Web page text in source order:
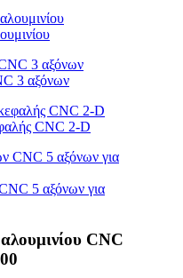
3 αξόνων
CNC 2-D
5 αξόνων για
CNC